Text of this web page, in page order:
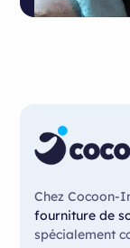
Chez Cocoon-
fourniture de
spécialement